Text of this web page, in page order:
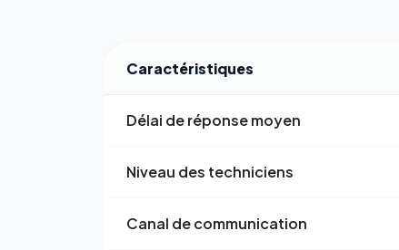
Caractéristiques
Délai de réponse moyen
Niveau des techniciens
Canal de communication